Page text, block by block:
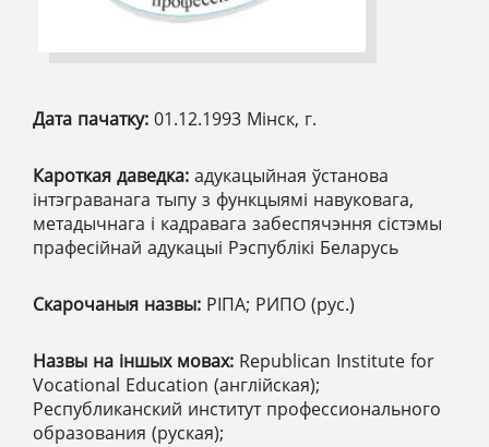
Дата пачатку: 01.12.1993 Мінск, г.
Кароткая даведка: адукацыйная ўстанова
інтэграванага тыпу з функцыямі навуковага,
метадычнага і кадравага забеспячэння сістэмы
прафесійнай адукацыі Рэспублікі Беларусь
Скарочаныя назвы: РIПА; РИПО (рус.)
Назвы на іншых мовах: Republican Institute for
Vocational Education (англійская);
Республиканский институт профессионального
образования (руская);